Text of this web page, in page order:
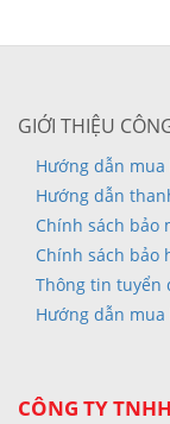
GIỚI THIỆU
Hướng dẫn
Hướng dẫn
Chính sách bảo
Chính sách bảo
Thông tin tuyển
Hướng dẫn
CÔNG TY